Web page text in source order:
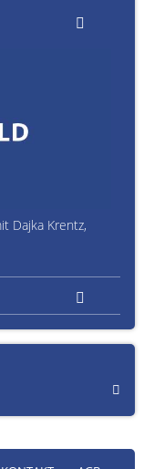
Dajka Krentz,